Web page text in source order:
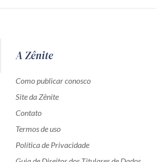
A Zênite
Como publicar conosco
Site da Zênite
Contato
Termos de uso
Política de Privacidade